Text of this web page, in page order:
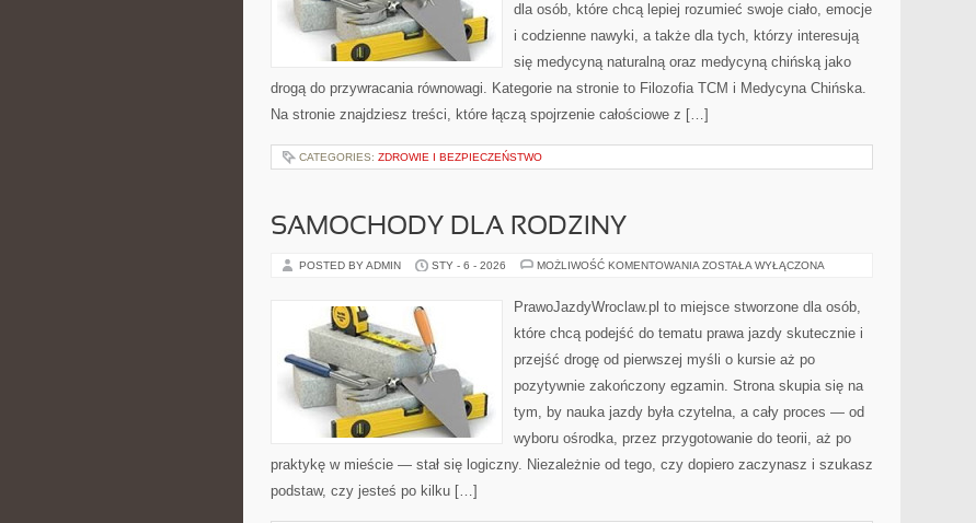
dla osób, które chcą lepiej rozumieć swoje ciało, emocje
i codzienne nawyki, a także dla tych, którzy interesują
się medycyną naturalną oraz medycyną chińską jako
drogą do przywracania równowagi. Kategorie na stronie to Filozofia TCM i Medycyna Chińska.
Na stronie znajdziesz treści, które łączą spojrzenie całościowe z […]
CATEGORIES: ZDROWIE I BEZPIECZEŃSTWO
SAMOCHODY DLA RODZINY
POSTED BY ADMIN STY - 6 - 2026 MOŻLIWOŚĆ KOMENTOWANIA SAMOCHODY
ZOSTAŁA WYŁĄCZONA
PrawoJazdyWroclaw.pl to miejsce stworzone dla osób,
które chcą podejść do tematu prawa jazdy skutecznie i
przejść drogę od pierwszej myśli o kursie aż po
pozytywnie zakończony egzamin. Strona skupia się na
tym, by nauka jazdy była czytelna, a cały proces — od
wyboru ośrodka, przez przygotowanie do teorii, aż po
praktykę w mieście — stał się logiczny. Niezależnie od tego, czy dopiero zaczynasz i szukasz
podstaw, czy jesteś po kilku […]